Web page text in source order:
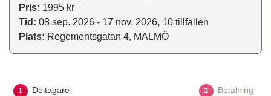
Pris: 1995 kr
Tid: 08 sep. 2026 - 17 nov. 2026, 10 tillfällen
Plats: Regementsgatan 4, MALMÖ
1 Aktuellt steg
Deltagare 2 Betalning